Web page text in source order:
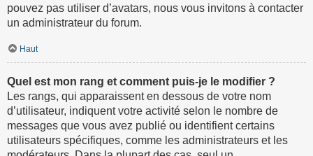
pouvez pas utiliser d’avatars, nous vous invitons à contacter
un administrateur du forum.
Haut
Quel est mon rang et comment puis-je le modifier ?
Les rangs, qui apparaissent en dessous de votre nom
d’utilisateur, indiquent votre activité selon le nombre de
messages que vous avez publié ou identifient certains
utilisateurs spécifiques, comme les administrateurs et les